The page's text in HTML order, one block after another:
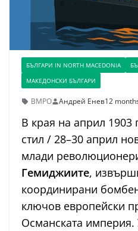
БЪЛГАРИ IN NORTH MACEDONIA
МАКЕДОНСКИ БЪЛГАРИ
ВМРО Андрей Енев12
В края на април 1903
стил / 28–30 април
млади
Гемиджиите,
координирани
ключов европейски
Османската империя.